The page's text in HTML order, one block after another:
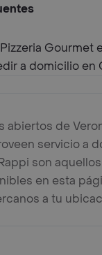
Gourmet
a domicilio en
abiertos de
servicio a
son
en esta
a tu